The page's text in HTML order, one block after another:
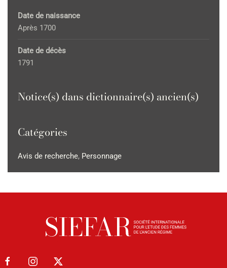
Date de naissance
Après 1700
Date de décès
1791
Notice(s) dans dictionnaire(s) ancien(s)
Catégories
Avis de recherche, Personnage